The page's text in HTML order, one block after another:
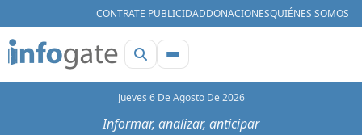
CONTRATE PUBLICIDADDONACIONESQUIÉNES SOMOS
Jueves 6 De Agosto De 2026
Informar, analizar, anticipar